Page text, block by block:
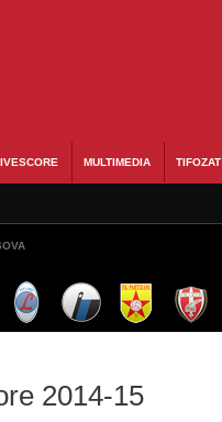
MULTIMEDIA TIFOZAT
2014-15